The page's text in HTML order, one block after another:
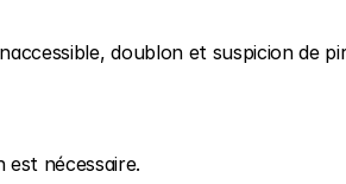
doublon et suspicion de
nécessaire.